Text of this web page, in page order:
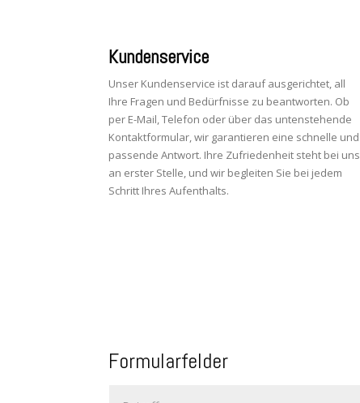
Kundenservice
Unser Kundenservice ist darauf ausgerichtet, all
Ihre Fragen und Bedürfnisse zu beantworten. Ob
per E-Mail, Telefon oder über das untenstehende
Kontaktformular, wir garantieren eine schnelle und
passende Antwort. Ihre Zufriedenheit steht bei uns
an erster Stelle, und wir begleiten Sie bei jedem
Schritt Ihres Aufenthalts.
Formularfelder